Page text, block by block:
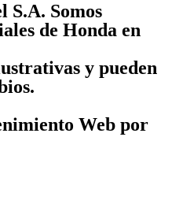
S.A. Somos
de Honda en
y pueden
Web por